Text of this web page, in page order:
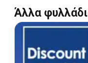
Άλλα